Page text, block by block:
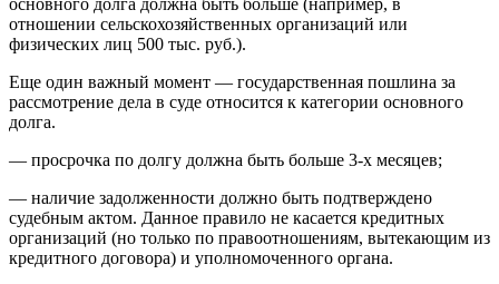
отношении сельскохозяйственных организаций или
физических лиц 500 тыс. руб.).
Еще один важный момент — государственная пошлина за
рассмотрение дела в суде относится к категории основного
долга.
— просрочка по долгу должна быть больше 3-х месяцев;
— наличие задолженности должно быть подтверждено
судебным актом. Данное правило не касается кредитных
организаций (но только по правоотношениям, вытекающим из
кредитного договора) и уполномоченного органа.